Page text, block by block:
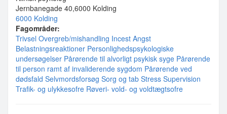
Jernbanegade 40,6000 Kolding
6000 Kolding
Fagområder:
Trivsel Overgreb/mishandling Incest Angst
Belastningsreaktioner Personlighedspsykologiske
undersøgelser Pårørende til alvorligt psykisk syge Pårørende
til person ramt af invaliderende sygdom Pårørende ved
dødsfald Selvmordsforsøg Sorg og tab Stress Supervision
Trafik- og ulykkesofre Røveri- vold- og voldtægtsofre